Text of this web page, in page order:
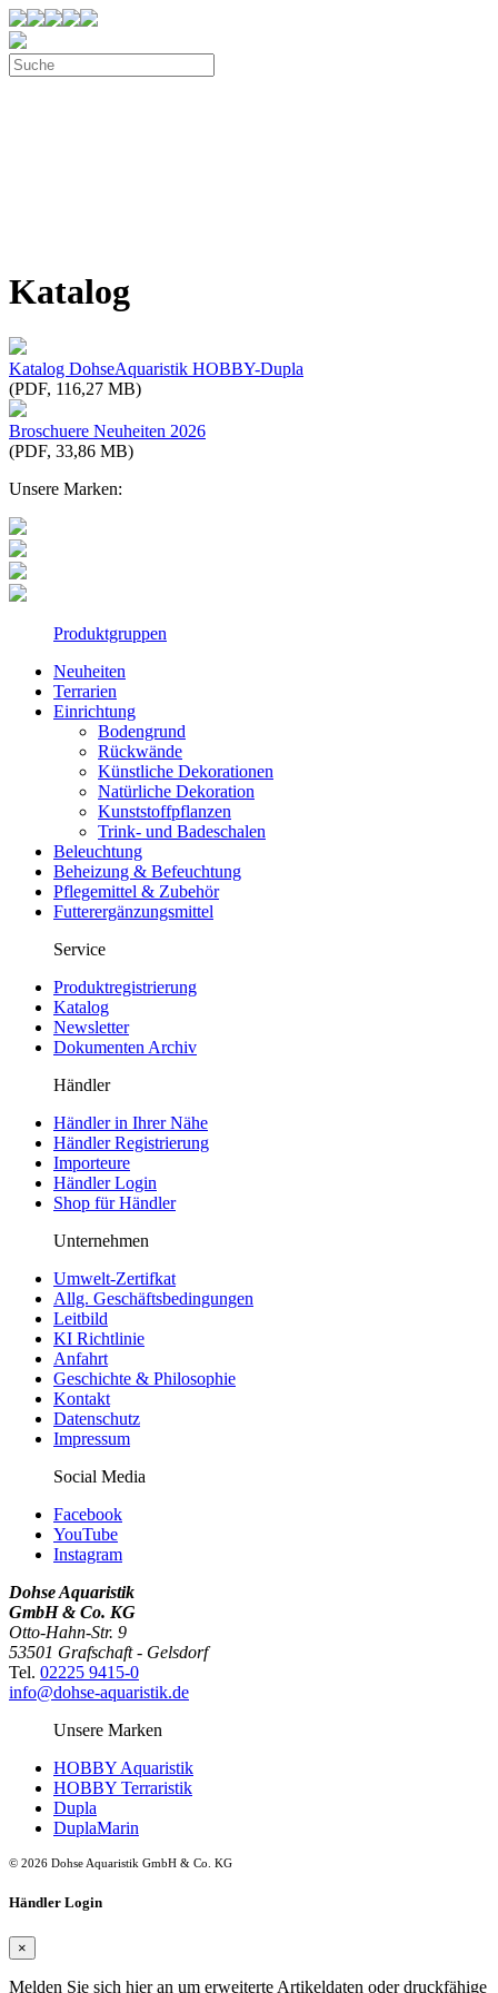
Katalog
Katalog DohseAquaristik HOBBY-Dupla
(PDF, 116,27 MB)
Broschuere Neuheiten 2026
(PDF, 33,86 MB)
Unsere Marken:
Produktgruppen
Neuheiten
Terrarien
Einrichtung
Bodengrund
Rückwände
Künstliche Dekorationen
Natürliche Dekoration
Kunststoffpflanzen
Trink- und Badeschalen
Beleuchtung
Beheizung & Befeuchtung
Pflegemittel & Zubehör
Futterergänzungsmittel
Service
Produktregistrierung
Katalog
Newsletter
Dokumenten Archiv
Händler
Händler in Ihrer Nähe
Händler Registrierung
Importeure
Händler Login
Shop für Händler
Unternehmen
Umwelt-Zertifkat
Allg. Geschäftsbedingungen
Leitbild
KI Richtlinie
Anfahrt
Geschichte & Philosophie
Kontakt
Datenschutz
Impressum
Social Media
Facebook
YouTube
Instagram
Dohse Aquaristik
GmbH & Co. KG
Otto-Hahn-Str. 9
53501 Grafschaft - Gelsdorf
Tel. 02225 9415-0
info@dohse-aquaristik.de
Unsere Marken
HOBBY Aquaristik
HOBBY Terraristik
Dupla
DuplaMarin
© 2026 Dohse Aquaristik GmbH & Co. KG
Händler Login
×
Melden Sie sich hier an um erweiterte Artikeldaten oder druckfähige